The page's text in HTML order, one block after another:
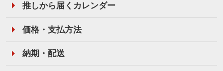
推しから届くカレンダー
価格・支払方法
納期・配送